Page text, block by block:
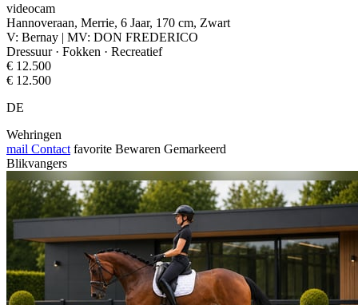
videocam
Hannoveraan, Merrie, 6 Jaar, 170 cm, Zwart
V: Bernay | MV: DON FREDERICO
Dressuur · Fokken · Recreatief
€ 12.500
€ 12.500
DE
Wehringen
mail Contact favorite Bewaren Gemarkeerd
Blikvangers